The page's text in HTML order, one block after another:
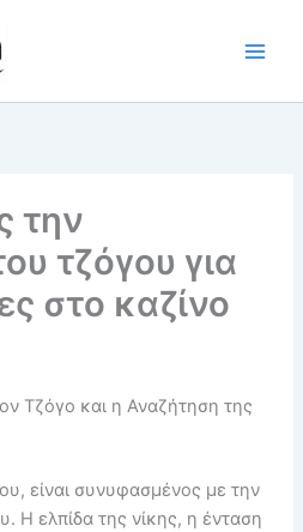
την
τζόγου για
στο καζίνο
Τζόγο και η Αναζήτηση της
είναι συνυφασμένος με την
Η ελπίδα της νίκης, η ένταση